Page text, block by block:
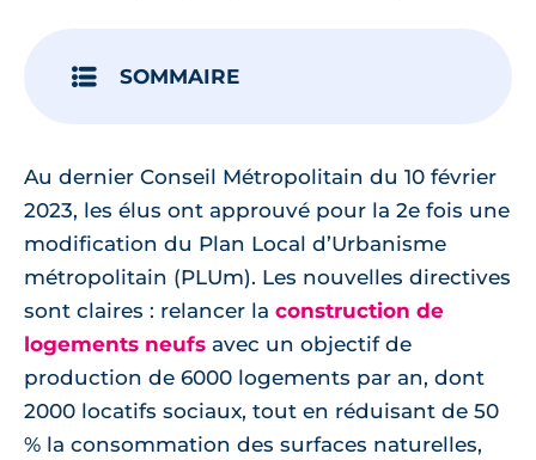
SOMMAIRE
Au dernier Conseil Métropolitain du 10 février
2023, les élus ont approuvé pour la 2e fois une
modification du Plan Local d’Urbanisme
métropolitain (PLUm). Les nouvelles directives
sont claires : relancer la construction de
logements neufs avec un objectif de
production de 6000 logements par an, dont
2000 locatifs sociaux, tout en réduisant de 50
% la consommation des surfaces naturelles,